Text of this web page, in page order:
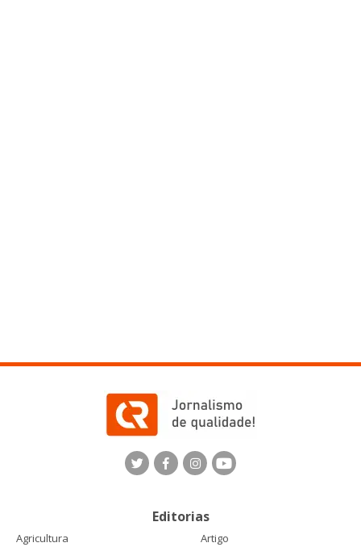
Editorias
Agricultura
Artigo